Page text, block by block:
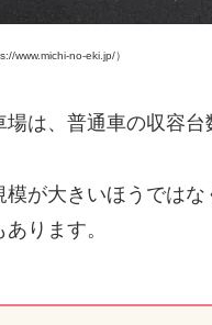
www.michi-no-eki.jp/）
は、普通車の収容台
が大きいほうでは
ります。